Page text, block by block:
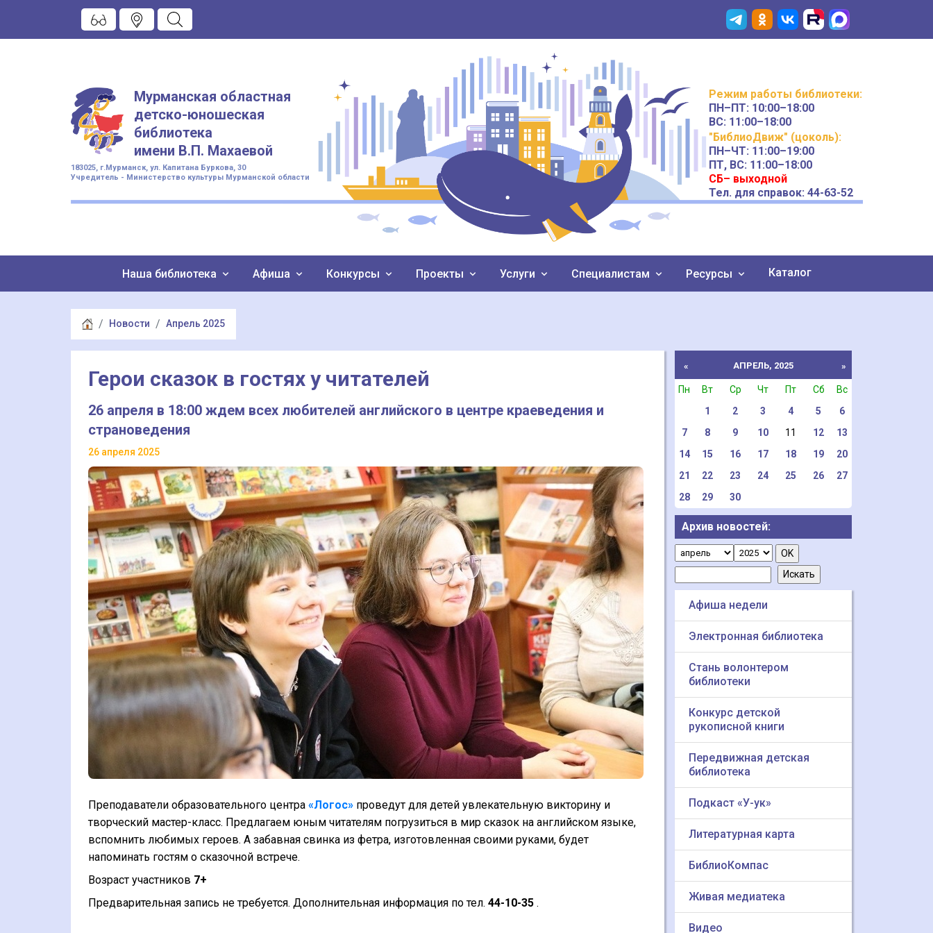
Мурманская областная
детско-юношеская
библиотека
имени В.П. Махаевой
183025, г.Мурманск, ул. Капитана Буркова, 30
Учредитель - Министерство культуры Мурманской области
Режим работы библиотеки:
ПН–ПТ: 10:00–18:00
ВС: 11:00–18:00
"БиблиоДвиж" (цоколь):
ПН–ЧТ: 11:00–19:00
ПТ, ВС: 11:00–18:00
СБ– выходной
Тел. для справок: 44-63-52
Наша библиотека Афиша Конкурсы Проекты Услуги Специалистам Ресурсы Каталог
Новости Апрель 2025
Герои сказок в гостях у читателей
26 апреля в 18:00 ждем всех любителей английского в центре краеведения и
страноведения
26 апреля 2025
Преподаватели образовательного центра «Логос» проведут для детей увлекательную викторину и
творческий мастер-класс. Предлагаем юным читателям погрузиться в мир сказок на английском языке,
вспомнить любимых героев. А забавная свинка из фетра, изготовленная своими руками, будет
напоминать гостям о сказочной встрече.
Возраст участников 7+
Предварительная запись не требуется. Дополнительная информация по тел. 44-10-35 .
« АПРЕЛЬ, 2025 »
Пн Вт Ср Чт Пт Сб
Вс
1
2 3 4 5
6
7
8 9 10 11 12
13
14
15 16 17 18 19
20
21
22 23 24 25 26
27
28
29 30
Архив новостей:
Афиша недели
Электронная библиотека
Стань волонтером
библиотеки
Конкурс детской
рукописной книги
Передвижная детская
библиотека
Подкаст «У-ук»
Литературная карта
БиблиоКомпас
Живая медиатека
Видео